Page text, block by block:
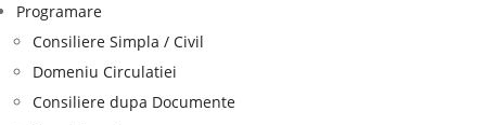
Programare
Consiliere Simpla / Civil
Domeniu Circulatiei
Consiliere dupa Documente